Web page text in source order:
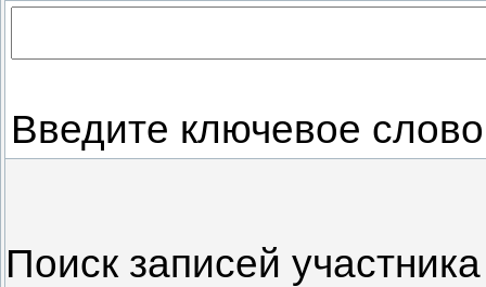
Введите ключевое
Поиск записей